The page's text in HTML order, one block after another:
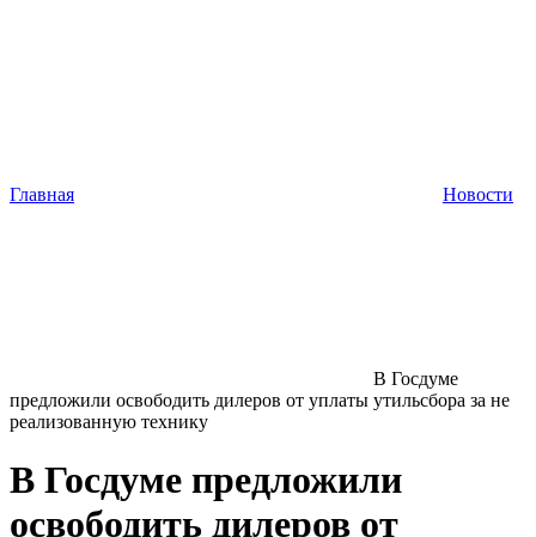
Главная Новости
В Госдуме
предложили освободить дилеров от уплаты утильсбора за не
реализованную технику
В Госдуме предложили
освободить дилеров от